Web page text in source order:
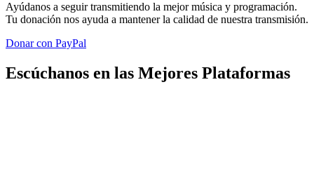
Ayúdanos a seguir transmitiendo la mejor música y programación.
Tu donación nos ayuda a mantener la calidad de nuestra transmisión.
Donar con PayPal
Escúchanos en las Mejores Plataformas